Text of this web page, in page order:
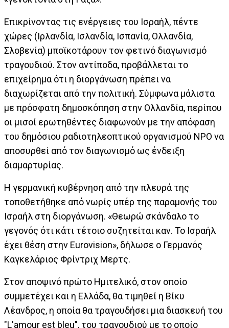
Επικρίνοντας τις ενέργειες του Ισραήλ, πέντε
χώρες (Ιρλανδία, Ισλανδία, Ισπανία, Ολλανδία,
Σλοβενία) μποϊκοτάρουν τον φετινό διαγωνισμό
τραγουδιού. Στον αντίποδα, προβάλλεται το
επιχείρημα ότι η διοργάνωση πρέπει να
διαχωρίζεται από την πολιτική. Σύμφωνα μάλιστα
με πρόσφατη δημοσκόπηση στην Ολλανδία, περίπου
οι μισοί ερωτηθέντες διαφωνούν με την απόφαση
του δημόσιου ραδιοτηλεοπτικού οργανισμού ΝΡΟ να
αποσυρθεί από τον διαγωνισμό ως ένδειξη
διαμαρτυρίας.
Η γερμανική κυβέρνηση από την πλευρά της
τοποθετήθηκε από νωρίς υπέρ της παραμονής του
Ισραήλ στη διοργάνωση. «Θεωρώ σκάνδαλο το
γεγονός ότι κάτι τέτοιο συζητείται καν. Το Ισραήλ
έχει θέση στην Eurovision», δήλωσε ο Γερμανός
Καγκελάριος Φρίντριχ Μερτς.
Στον αποψινό πρώτο Ημιτελικό, στον οποίο
συμμετέχει και η Ελλάδα, θα τιμηθεί η Βίκυ
Λέανδρος, η οποία θα τραγουδήσει μια διασκευή του
"L'amour est bleu", του τραγουδιού με το οποίο